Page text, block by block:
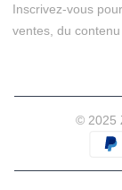
Inscrivez-vous
ventes, du
© 2025